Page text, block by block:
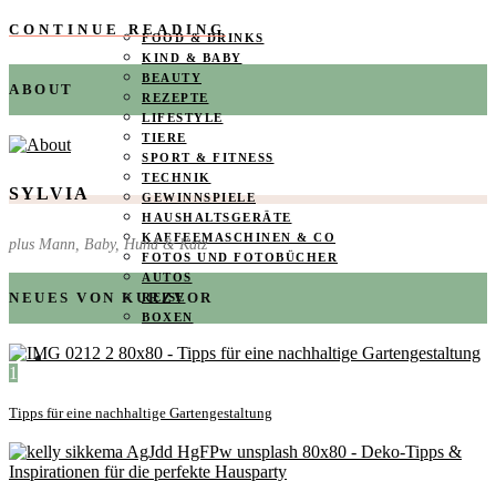
FOOD & DRINKS
KIND & BABY
BEAUTY
REZEPTE
LIFESTYLE
TIERE
SPORT & FITNESS
TECHNIK
GEWINNSPIELE
HAUSHALTSGERÄTE
KAFFEEMASCHINEN & CO
FOTOS UND FOTOBÜCHER
AUTOS
REISE
BOXEN
KIND & KEGEL
CONTINUE READING
ABOUT
SYLVIA
plus Mann, Baby, Hund & Katz
NEUES VON KURZVOR
1
Tipps für eine nachhaltige Gartengestaltung